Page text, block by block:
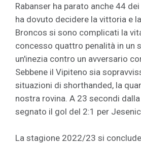
Rabanser ha parato anche 44
ha dovuto decidere la vittoria e
Broncos si sono complicati la
concesso quattro penalità in un
un'inezia contro un avversario
Sebbene il Vipiteno sia
situazioni di shorthanded, la
nostra rovina. A 23 secondi dalla
segnato il gol del 2:1 per
La stagione 2022/23 si